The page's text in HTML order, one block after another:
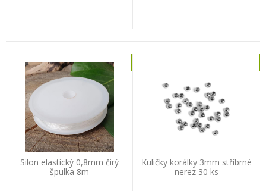
Silon elastický 0,8mm čirý
špulka 8m
Kuličky korálky 3mm stříbrné
nerez 30 ks